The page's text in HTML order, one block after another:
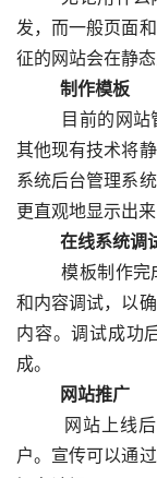
发，而一般页面
征的网站会在静
制作模板
其他现有技术将
系统后台管理系
更直观地显示出
在线系统调
和内容调试，以
内容。调试成功
成。
网站推广
户。宣传可以通